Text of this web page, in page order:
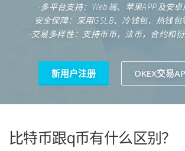
欧意注册网址 欧意交易下载 欧意团
·多平台支持：Web端、苹果APP及安
·安全保障：采用GSLB、冷钱包、热钱
·交易多样性：支持币币，法币，合约和
新用户注册 OKEX交易
比特币跟q币有什么区别？